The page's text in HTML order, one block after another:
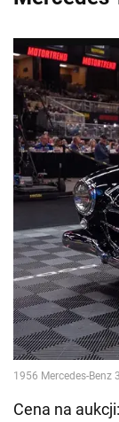
Cena na